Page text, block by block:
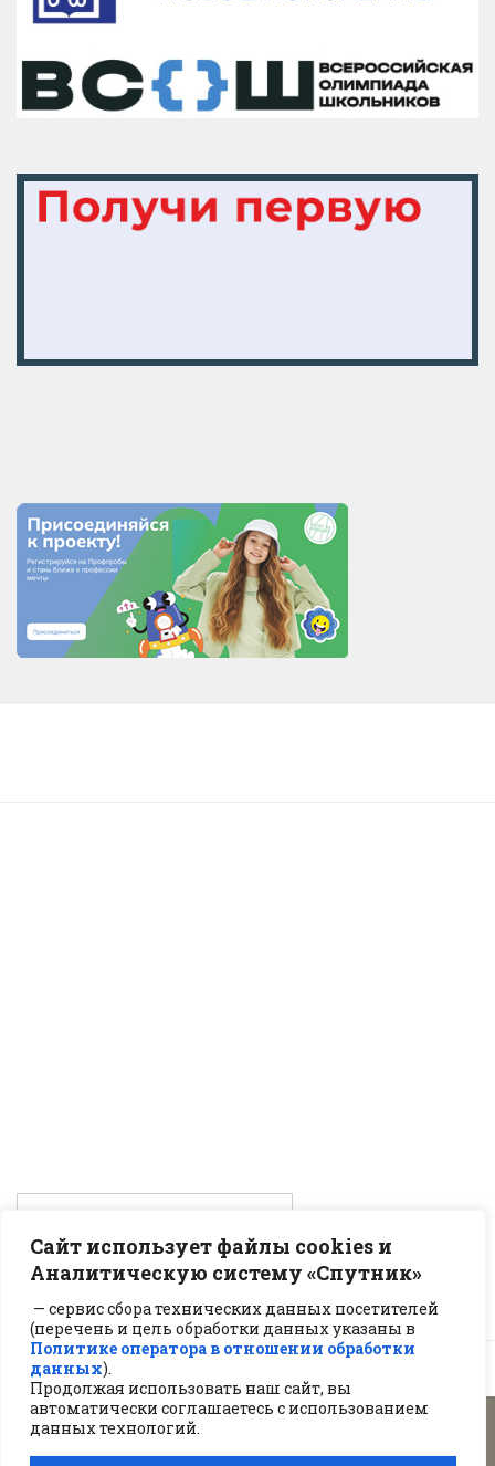
Сайт использует файлы cookies и
Аналитическую систему «Спутник»
— сервис сбора технических данных посетителей
(перечень и цель обработки данных указаны в
Политике оператора в отношении обработки
данных).
Продолжая использовать наш сайт, вы
автоматически соглашаетесь с использованием
данных технологий.
2026 © Сайт под управлениемЦОП "ЮРИС"